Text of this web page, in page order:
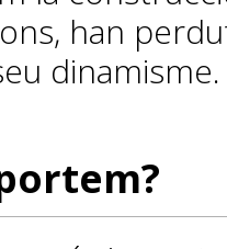
han
dinamisme.